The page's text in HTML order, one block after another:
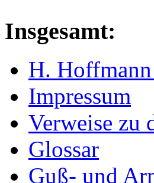
Insgesamt:
H.
Impressum
Verweise zu
Glossar
Guß- und